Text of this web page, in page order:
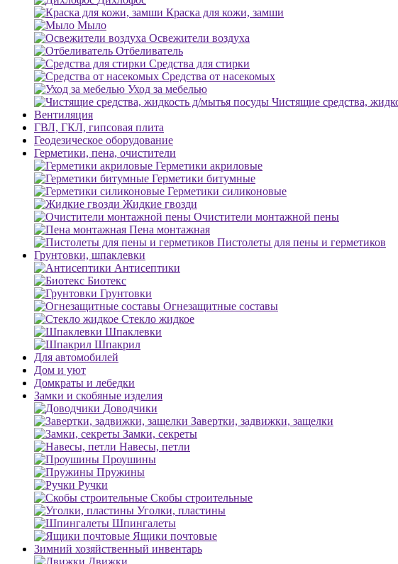
Краска для кожи, замши
Мыло
Освежители воздуха
Отбеливатель
Средства для стирки
Средства от насекомых
Уход за мебелью
Чистящие средства,
Вентиляция
ГВЛ, ГКЛ, гипсовая плита
Геодезическое оборудование
Герметики, пена, очистители
Герметики акриловые
Герметики битумные
Герметики силиконовые
Жидкие гвозди
Очистители монтажной пены
Пена монтажная
Пистолеты для пены и герметиков
Грунтовки, шпаклевки
Антисептики
Биотекс
Грунтовки
Огнезащитные составы
Стекло жидкое
Шпаклевки
Шпакрил
Для автомобилей
Дом и уют
Домкраты и лебедки
Замки и скобяные изделия
Доводчики
Завертки, задвижки, защелки
Замки, секреты
Навесы, петли
Проушины
Пружины
Ручки
Скобы строительные
Уголки, пластины
Шпингалеты
Ящики почтовые
Зимний хозяйственный инвентарь
Движки